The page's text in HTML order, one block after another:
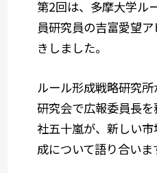
第2回は、多摩大学ル
員研究員の吉富愛望
きしました。
ルール形成戦略研究
研究会で広報委員長
社五十嵐が、新しい
成について語り合いま